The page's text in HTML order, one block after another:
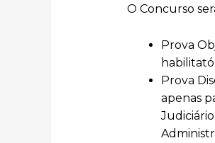
O Concurso
Prova
Prova
apenas